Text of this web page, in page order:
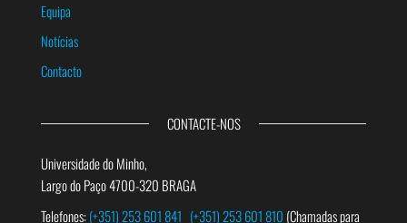
Equipa
Notícias
Contacto
CONTACTE-NOS
Universidade do Minho,
Largo do Paço 4700-320 BRAGA
Telefones:(+351) 253 601 841 (+351) 253 601 810 (Chamadas para